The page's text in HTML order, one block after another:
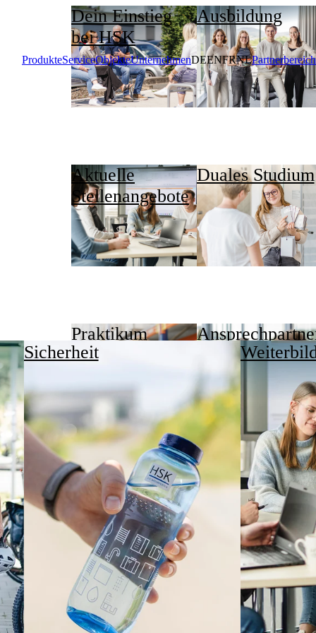
ProdukteServiceObjekteUnternehmenDEENFRNLPartnerbereich
Dein Einstieg
bei HSK
Ausbildung
Aktuelle
Stellenangebote
Duales Studium
Praktikum
Sicherheit